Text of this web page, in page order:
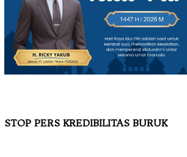
STOP PERS KREDIBILITAS BURUK